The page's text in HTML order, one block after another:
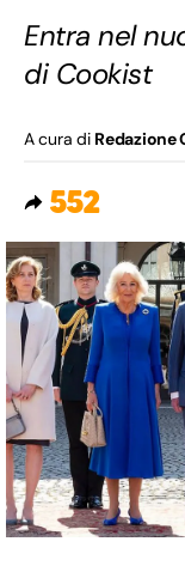
Entra nel
di Cookist
A cura di Redazione
552